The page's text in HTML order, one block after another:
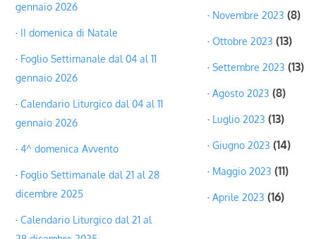
gennaio 2026
II domenica di Natale
Foglio Settimanale dal 04 al 11
gennaio 2026
Calendario Liturgico dal 04 al 11
gennaio 2026
4^ domenica Avvento
Foglio Settimanale dal 21 al 28
dicembre 2025
Calendario Liturgico dal 21 al
Novembre 2023 (8)
Ottobre 2023 (13)
Settembre 2023 (13)
Agosto 2023 (8)
Luglio 2023 (13)
Giugno 2023 (14)
Maggio 2023 (11)
Aprile 2023 (16)